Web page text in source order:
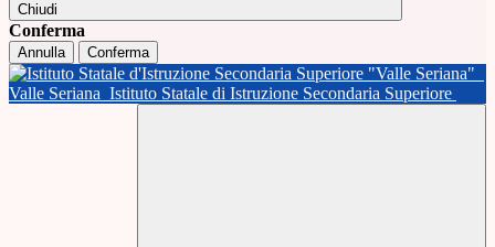
Chiudi
Conferma
Annulla Conferma
Valle Seriana Istituto Statale di Istruzione Secondaria Superiore